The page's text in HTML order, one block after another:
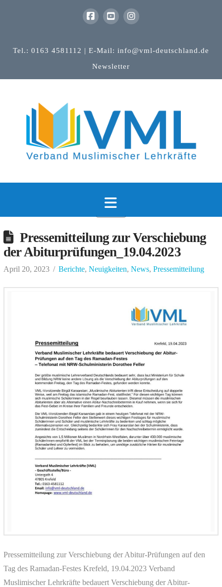
Tel.: 0163 4581112 | E-Mail: info@vml-deutschland.de
Newsletter
Navigation
Pressemitteilung zur Verschiebung
der Abiturprüfungen_19.04.2023
April 20, 2023 Berichte, Neuigkeiten, News, Pressemitteilung
Pressemitteilung zur Verschiebung der Abitur-Prüfungen auf den
Tag des Ramadan-Festes Krefeld, 19.04.2023 Verband
Muslimischer Lehrkräfte bedauert Verschiebung der Abitur-